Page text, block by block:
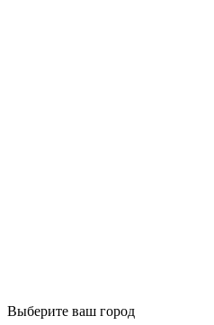
Выберите ваш город